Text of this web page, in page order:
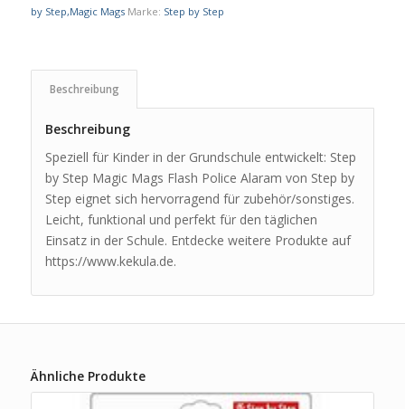
by Step,Magic Mags Marke: Step by Step
Beschreibung
Beschreibung
Speziell für Kinder in der Grundschule entwickelt: Step
by Step Magic Mags Flash Police Alaram von Step by
Step eignet sich hervorragend für zubehör/sonstiges.
Leicht, funktional und perfekt für den täglichen
Einsatz in der Schule. Entdecke weitere Produkte auf
https://www.kekula.de.
Ähnliche Produkte